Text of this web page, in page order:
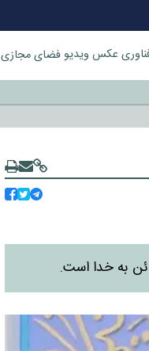
عکس ویدیوفضای مجازی
به خدا است.